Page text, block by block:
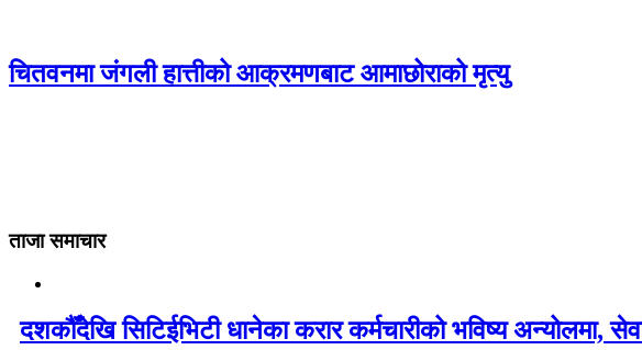
चितवनमा जंगली हात्तीको आक्रमणबाट आमाछोराको मृत्यु
ताजा समाचार
दशकौँदेखि सिटिईभिटी धानेका करार कर्मचारीको भविष्य अन्योलमा,